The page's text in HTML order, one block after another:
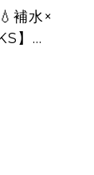
補水×
】蘆